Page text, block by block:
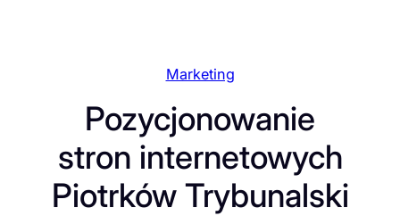
Marketing
Pozycjonowanie
stron internetowych
Piotrków Trybunalski